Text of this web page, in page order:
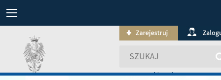
wyszukiwanie